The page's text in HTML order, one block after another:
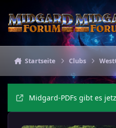
Startseite Clubs
Midgard-PDFs gibt es